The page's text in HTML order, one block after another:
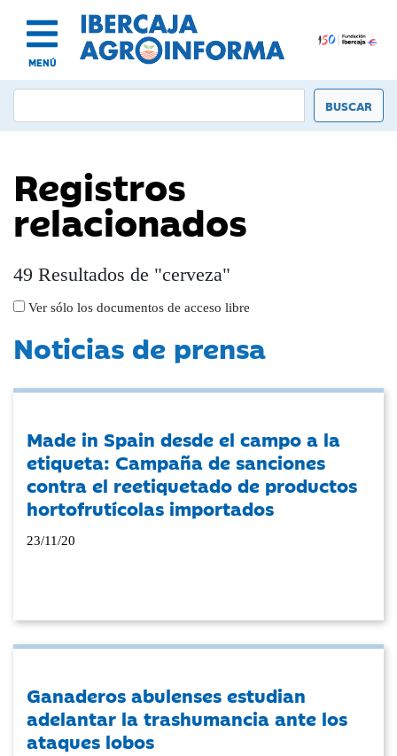
MENÚ
Registros
relacionados
49 Resultados de "cerveza"
Ver sólo los documentos de acceso libre
Noticias de prensa
Made in Spain desde el campo a la
etiqueta: Campaña de sanciones
contra el reetiquetado de productos
hortofrutícolas importados
23/11/20
Ganaderos abulenses estudian
adelantar la trashumancia ante los
ataques lobos